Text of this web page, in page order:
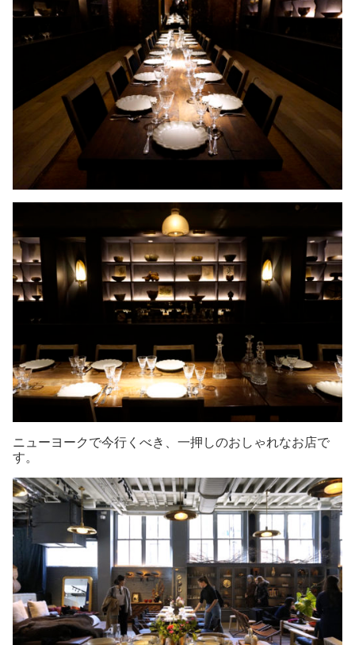
ニューヨークで今行くべき、一押しのおしゃれなお店で
す。